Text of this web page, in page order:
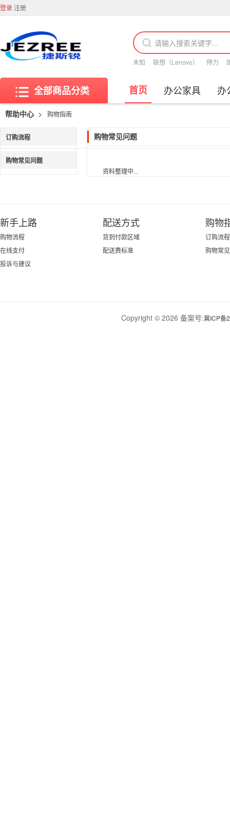
登录 注册
未知 联想（Lenovo） 得力
全部商品分类 首页 办公家具 办
帮助中心 > 购物指南
订购流程
购物常见问题
购物常见问题
资料整理中...
新手上路
购物流程
在线支付
投诉与建议
配送方式
货到付款区域
配送费标准
购物
订购流程
购物常
Copyright © 2026 备案号:冀ICP备